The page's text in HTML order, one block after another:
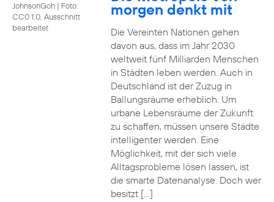
JohnsonGoh | Foto:
CC0 1.0, Ausschnitt
bearbeitet
morgen denkt mit
Die Vereinten Nationen gehen
davon aus, dass im Jahr 2030
weltweit fünf Milliarden Menschen
in Städten leben werden. Auch in
Deutschland ist der Zuzug in
Ballungsräume erheblich. Um
urbane Lebensräume der Zukunft
zu schaffen, müssen unsere Städte
intelligenter werden. Eine
Möglichkeit, mit der sich viele
Alltagsprobleme lösen lassen, ist
die smarte Datenanalyse. Doch wer
besitzt […]